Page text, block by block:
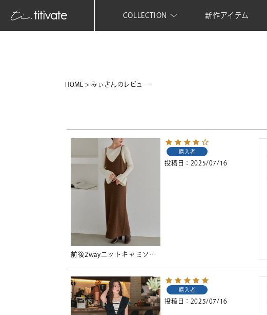
COLLECTION 新作アイテム
HOME みぃさんのレビュー
前後2wayニットキャミソールワンピース
購入者
投稿日 2025/07/16
購入者
投稿日 2025/07/16